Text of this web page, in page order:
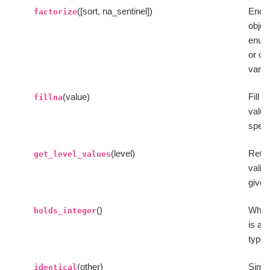
factorize([sort, na_sentinel])
or
fillna(value)
Fill
get_level_values(level)
valid
holds_integer()
is an
type.
identical(other)